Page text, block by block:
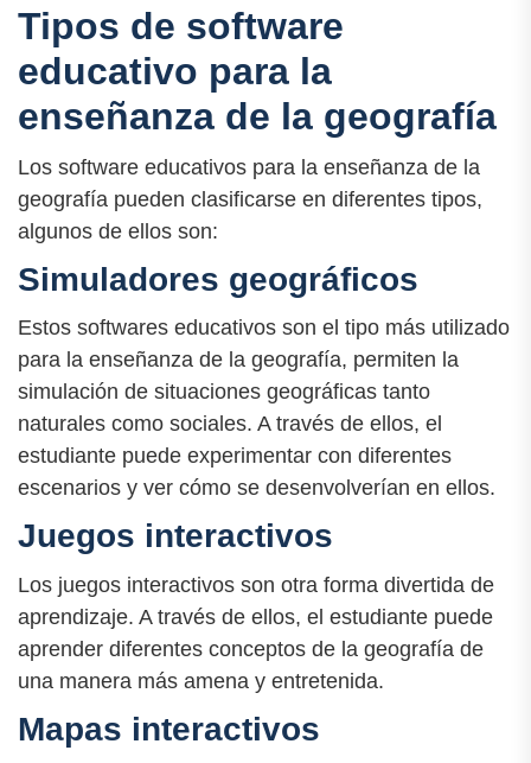
Tipos de software
educativo para la
enseñanza de la geografía
Los software educativos para la enseñanza de la
geografía pueden clasificarse en diferentes tipos,
algunos de ellos son:
Simuladores geográficos
Estos softwares educativos son el tipo más utilizado
para la enseñanza de la geografía, permiten la
simulación de situaciones geográficas tanto
naturales como sociales. A través de ellos, el
estudiante puede experimentar con diferentes
escenarios y ver cómo se desenvolverían en ellos.
Juegos interactivos
Los juegos interactivos son otra forma divertida de
aprendizaje. A través de ellos, el estudiante puede
aprender diferentes conceptos de la geografía de
una manera más amena y entretenida.
Mapas interactivos